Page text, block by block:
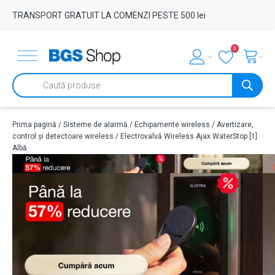
TRANSPORT GRATUIT LA COMENZI PESTE 500 lei
0
Products
search
Prima pagină / Sisteme de alarmă / Echipamente wireless / Avertizare,
control și detectoare wireless / Electrovalvă Wireless Ajax WaterStop [1]
Albă